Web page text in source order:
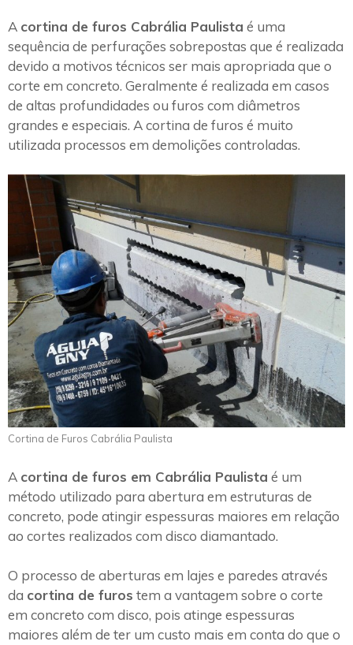
A cortina de furos Cabrália Paulista é uma
sequência de perfurações sobrepostas que é realizada
devido a motivos técnicos ser mais apropriada que o
corte em concreto. Geralmente é realizada em casos
de altas profundidades ou furos com diâmetros
grandes e especiais. A cortina de furos é muito
utilizada processos em demolições controladas.
Cortina de Furos Cabrália Paulista
A cortina de furos em Cabrália Paulista é um
método utilizado para abertura em estruturas de
concreto, pode atingir espessuras maiores em relação
ao cortes realizados com disco diamantado.
O processo de aberturas em lajes e paredes através
da cortina de furos tem a vantagem sobre o corte
em concreto com disco, pois atinge espessuras
maiores além de ter um custo mais em conta do que o